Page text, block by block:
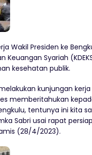
Wakil Presiden ke
Syariah
kesehatan publik.
kunjungan kerja
memberitahukan
tentunya ini kita
Sabri usai rapat
(28/4/2023).